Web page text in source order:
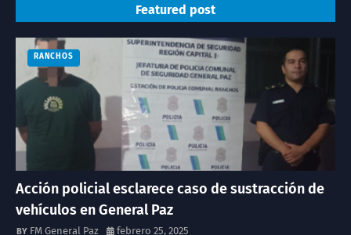
Featured post
RANCHOS
Acción policial esclarece caso de sustracción de
vehículos en General Paz
FM General Paz febrero 25, 2025